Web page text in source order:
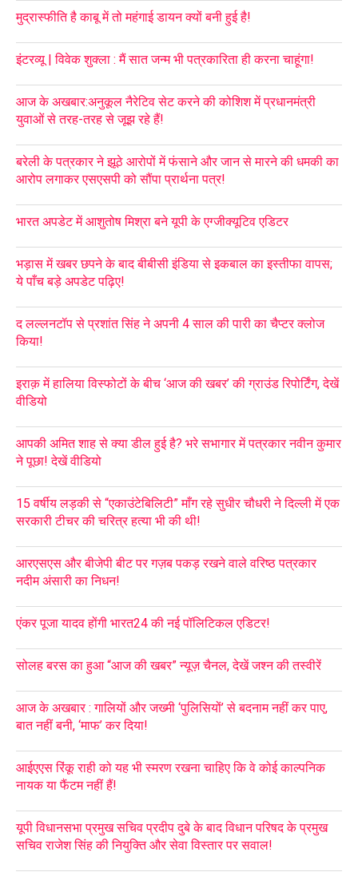
मुद्रास्फीति है काबू में तो महंगाई डायन क्यों बनी हुई है!
इंटरव्यू | विवेक शुक्ला : मैं सात जन्म भी पत्रकारिता ही करना चाहूंगा!
आज के अखबार:अनुकूल नैरेटिव सेट करने की कोशिश में प्रधानमंत्री
युवाओं से तरह-तरह से जूझ रहे हैं!
बरेली के पत्रकार ने झूठे आरोपों में फंसाने और जान से मारने की धमकी का
आरोप लगाकर एसएसपी को सौंपा प्रार्थना पत्र!
भारत अपडेट में आशुतोष मिश्रा बने यूपी के एग्जीक्यूटिव एडिटर
भड़ास में खबर छपने के बाद बीबीसी इंडिया से इकबाल का इस्तीफा वापस;
ये पाँच बड़े अपडेट पढ़िए!
द लल्लनटॉप से प्रशांत सिंह ने अपनी 4 साल की पारी का चैप्टर क्लोज
किया!
इराक़ में हालिया विस्फोटों के बीच ‘आज की खबर’ की ग्राउंड रिपोर्टिंग, देखें
वीडियो
आपकी अमित शाह से क्या डील हुई है? भरे सभागार में पत्रकार नवीन कुमार
ने पूछा! देखें वीडियो
15 वर्षीय लड़की से “एकाउंटेबिलिटी” माँग रहे सुधीर चौधरी ने दिल्ली में एक
सरकारी टीचर की चरित्र हत्या भी की थी!
आरएसएस और बीजेपी बीट पर गज़ब पकड़ रखने वाले वरिष्ठ पत्रकार
नदीम अंसारी का निधन!
एंकर पूजा यादव होंगी भारत24 की नई पॉलिटिकल एडिटर!
सोलह बरस का हुआ “आज की खबर” न्यूज़ चैनल, देखें जश्न की तस्वीरें
आज के अखबार : गालियों और जख्मी ‘पुलिसियों’ से बदनाम नहीं कर पाए,
बात नहीं बनी, ‘माफ’ कर दिया!
आईएएस रिंकू राही को यह भी स्मरण रखना चाहिए कि वे कोई काल्पनिक
नायक या फैंटम नहीं हैं!
यूपी विधानसभा प्रमुख सचिव प्रदीप दुबे के बाद विधान परिषद के प्रमुख
सचिव राजेश सिंह की नियुक्ति और सेवा विस्तार पर सवाल!